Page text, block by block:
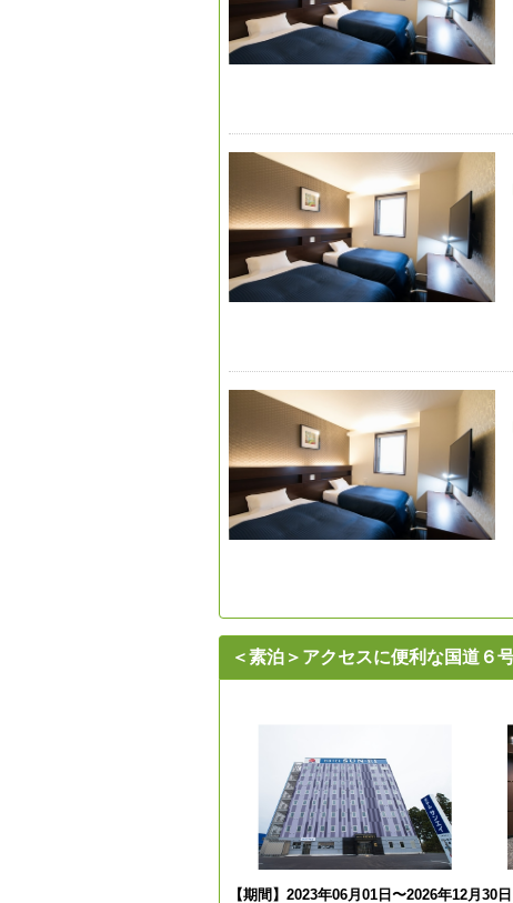
＜素泊＞アクセスに便利な国道
【期間】2023年06月01日〜2026年12月30日